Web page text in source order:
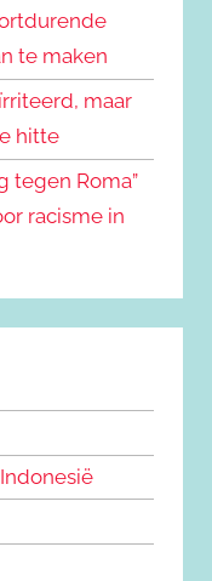
te maken
maar
hitte
tegen Roma”
racisme in